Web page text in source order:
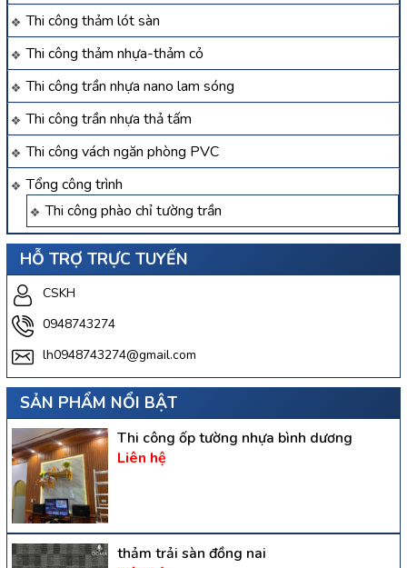
Thi công thảm lót sàn
Thi công thảm nhựa-thảm cỏ
Thi công trần nhựa nano lam sóng
Thi công trần nhựa thả tấm
Thi công vách ngăn phòng PVC
Tổng công trình
Thi công phào chỉ tường trần
HỖ TRỢ TRỰC TUYẾN
CSKH
0948743274
lh0948743274@gmail.com
SẢN PHẨM NỔI BẬT
Thi công ốp tường nhựa bình dương
Liên hệ
thảm trải sàn đồng nai